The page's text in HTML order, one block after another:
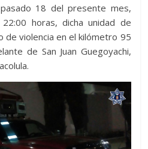
18 del presente mes,
horas, dicha unidad de
de violencia en el kilómetro 95
de San Juan Guegoyachi,